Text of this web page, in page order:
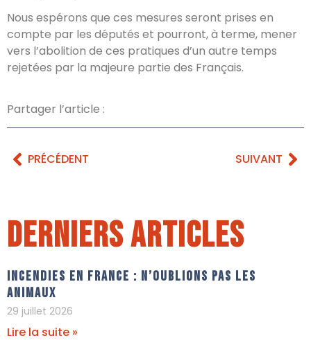
Nous espérons que ces mesures seront prises en
compte par les députés et pourront, à terme, mener
vers l’abolition de ces pratiques d’un autre temps
rejetées par la majeure partie des Français.
Partager l’article :
PRÉCÉDENT SUIVANT
Derniers articles
Incendies en France : n’oublions pas les
animaux
29 juillet 2026
Lire la suite »